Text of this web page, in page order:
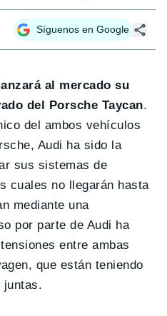
Síguenos en Google
al mercado su
del Porsche Taycan.
del ambos vehículos
Audi ha sido la
sus sistemas de
cuales no llegarán hasta
mediante una
por parte de Audi ha
entre ambas
que están teniendo
juntas.